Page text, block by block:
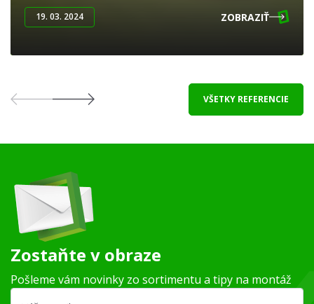
19. 03. 2024 ZOBRAZIŤ
VŠETKY REFERENCIE
Zostaňte v obraze
Pošleme vám novinky zo sortimentu a tipy na montáž